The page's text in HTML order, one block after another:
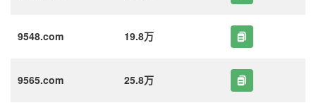
9548.com 19.8万
9565.com 25.8万